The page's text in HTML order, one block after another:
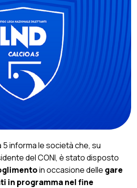
5 informa le società che, su
del CONI, è stato disposto
in occasione delle gare
in programma nel fine